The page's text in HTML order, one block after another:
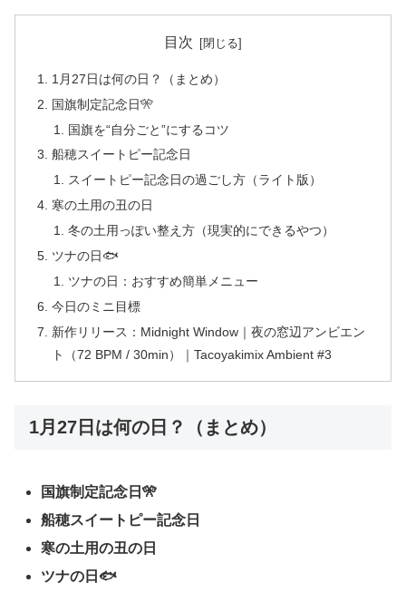
目次
1月27日は何の日？（まとめ）
国旗制定記念日🎌
国旗を“自分ごと”にするコツ
船穂スイートピー記念日
スイートピー記念日の過ごし方（ライト版）
寒の土用の丑の日
冬の土用っぽい整え方（現実的にできるやつ）
ツナの日🐟
ツナの日：おすすめ簡単メニュー
今日のミニ目標
新作リリース：Midnight Window｜夜の窓辺アンビエン
ト（72 BPM / 30min）｜Tacoyakimix Ambient #3
1月27日は何の日？（まとめ）
国旗制定記念日🎌
船穂スイートピー記念日
寒の土用の丑の日
ツナの日🐟